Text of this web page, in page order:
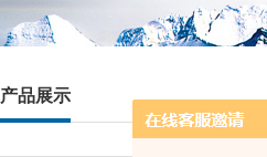
产品展示